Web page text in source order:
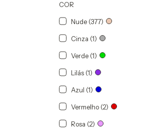
COR
Nude (377)
Cinza (1)
Verde (1)
Lilás (1)
Azul (1)
Vermelho (2)
Rosa (2)